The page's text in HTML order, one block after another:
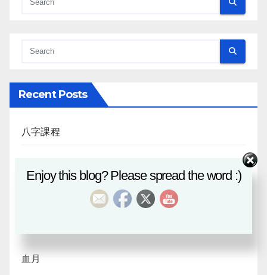
Recent Posts
八字課程
血月
Enjoy this blog? Please spread the word :)